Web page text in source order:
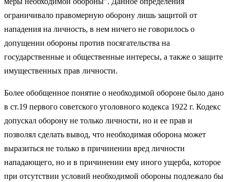
ограничивало правомерную оборону лишь защитой от
нападения на личность, в нем ничего не говорилось о
допущении обороны против посягательства на
государственные и общественные интересы, а также о защите
имущественных прав личности.
Более обобщенное понятие о необходимой обороне было дано
в ст.19 первого советского уголовного кодекса 1922 г. Кодекс
допускал оборону не только личности, но и ее прав и
позволял сделать вывод, что необходимая оборона может
выразиться не только в причинении вред личности
нападающего, но и в причинении ему иного ущерба, которое
при отсутствии условий необходимой обороны подлежало бы